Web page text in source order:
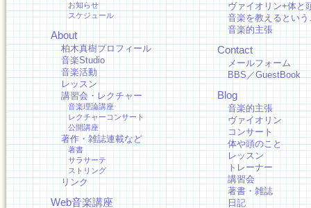
お知らせ
スケジュール
About
柏木真樹プロフィール
音楽Studio
音楽活動
レッスン
講習会・レクチャー
音楽理論講座
レクチャーコンサート
公開講座
著作・雑誌連載など
著書
サラサーテ
ストリング
リンク
Web音楽講座
ヴァイオリン+体と
音楽を教えるという
音楽的主張
Contact
メールフォーム
BBS／GuestBook
Blog
音楽的主張
ヴァイオリン
コンサート
体や頭のこと
レッスン
トレーナー
講習会
著書・雑誌
日記